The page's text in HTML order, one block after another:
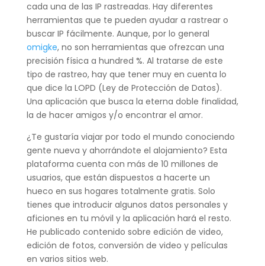
cada una de las IP rastreadas. Hay diferentes
herramientas que te pueden ayudar a rastrear o
buscar IP fácilmente. Aunque, por lo general
omigke, no son herramientas que ofrezcan una
precisión física a hundred %. Al tratarse de este
tipo de rastreo, hay que tener muy en cuenta lo
que dice la LOPD (Ley de Protección de Datos).
Una aplicación que busca la eterna doble finalidad,
la de hacer amigos y/o encontrar el amor.
¿Te gustaría viajar por todo el mundo conociendo
gente nueva y ahorrándote el alojamiento? Esta
plataforma cuenta con más de 10 millones de
usuarios, que están dispuestos a hacerte un
hueco en sus hogares totalmente gratis. Solo
tienes que introducir algunos datos personales y
aficiones en tu móvil y la aplicación hará el resto.
He publicado contenido sobre edición de video,
edición de fotos, conversión de video y películas
en varios sitios web.